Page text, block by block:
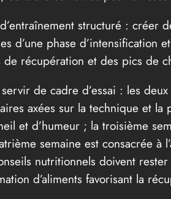
structuré : créer
d’une phase d’intensification
récupération et des pics de
de cadre d’essai : les
axées sur la technique et
et d’humeur ; la troisième
semaine est consacrée à
nutritionnels doivent
d’aliments favorisant la